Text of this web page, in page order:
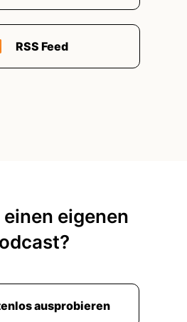
RSS Feed
eigenen
ausprobieren